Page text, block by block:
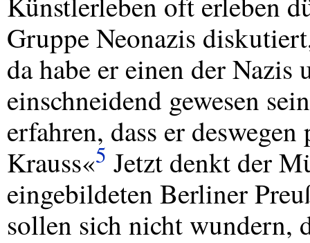
Gruppe Neonazis
da habe er einen der
einschneidend gewesen
erfahren, dass er
Krauss«5 Jetzt denkt der
eingebildeten Berliner
sollen sich nicht wundern,